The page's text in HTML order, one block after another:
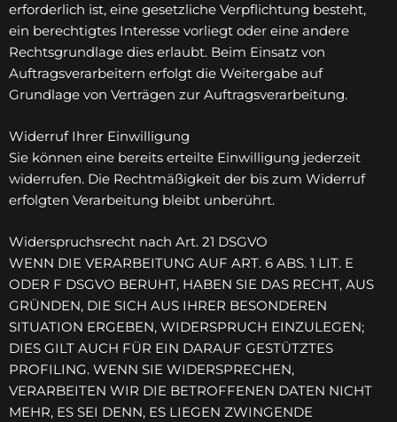
erforderlich ist, eine gesetzliche Verpflichtung besteht,
ein berechtigtes Interesse vorliegt oder eine andere
Rechtsgrundlage dies erlaubt. Beim Einsatz von
Auftragsverarbeitern erfolgt die Weitergabe auf
Grundlage von Verträgen zur Auftragsverarbeitung.
Widerruf Ihrer Einwilligung
Sie können eine bereits erteilte Einwilligung jederzeit
widerrufen. Die Rechtmäßigkeit der bis zum Widerruf
erfolgten Verarbeitung bleibt unberührt.
Widerspruchsrecht nach Art. 21 DSGVO
WENN DIE VERARBEITUNG AUF ART. 6 ABS. 1 LIT. E
ODER F DSGVO BERUHT, HABEN SIE DAS RECHT, AUS
GRÜNDEN, DIE SICH AUS IHRER BESONDEREN
SITUATION ERGEBEN, WIDERSPRUCH EINZULEGEN;
DIES GILT AUCH FÜR EIN DARAUF GESTÜTZTES
PROFILING. WENN SIE WIDERSPRECHEN,
VERARBEITEN WIR DIE BETROFFENEN DATEN NICHT
MEHR, ES SEI DENN, ES LIEGEN ZWINGENDE